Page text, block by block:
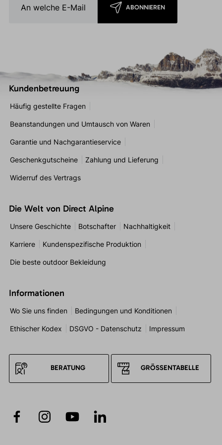
ABONNIEREN
Kundenbetreuung
Häufig gestellte Fragen
Beanstandungen und Umtausch von Waren
Garantie und Nachgarantieservice
Geschenkgutscheine Zahlung und Lieferung
Widerruf des Vertrags
Die Welt von Direct Alpine
Unsere Geschichte Botschafter Nachhaltigkeit
Karriere Kundenspezifische Produktion
Die beste outdoor Bekleidung
Informationen
Wo Sie uns finden Bedingungen und Konditionen
Ethischer Kodex DSGVO - Datenschutz Impressum
BERATUNG GRÖSSENTABELLE